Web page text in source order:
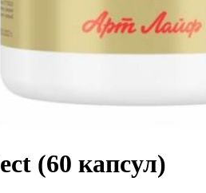
(60 капсул)